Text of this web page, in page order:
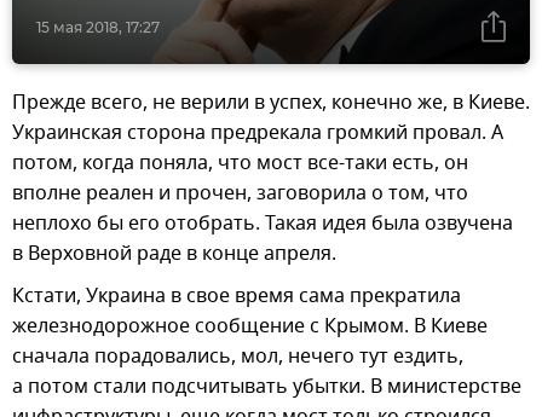
15 мая 2018, 17:27
Прежде всего, не верили в успех, конечно же, в Киеве.
Украинская сторона предрекала громкий провал. А
потом, когда поняла, что мост все-таки есть, он
вполне реален и прочен, заговорила о том, что
неплохо бы его отобрать. Такая идея была озвучена
в Верховной раде в конце апреля.
Кстати, Украина в свое время сама прекратила
железнодорожное сообщение с Крымом. В Киеве
сначала порадовались, мол, нечего тут ездить,
а потом стали подсчитывать убытки. В министерстве